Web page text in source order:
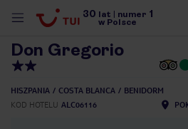
30 lat numer 1
w Polsce
Don Gregorio
HISZPANIA COSTA BLANCA
BENIDORM
KOD HOTELU ALC06116